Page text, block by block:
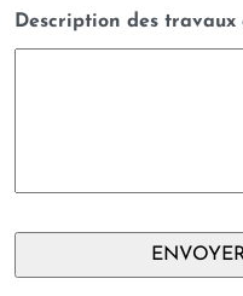
Description des travaux